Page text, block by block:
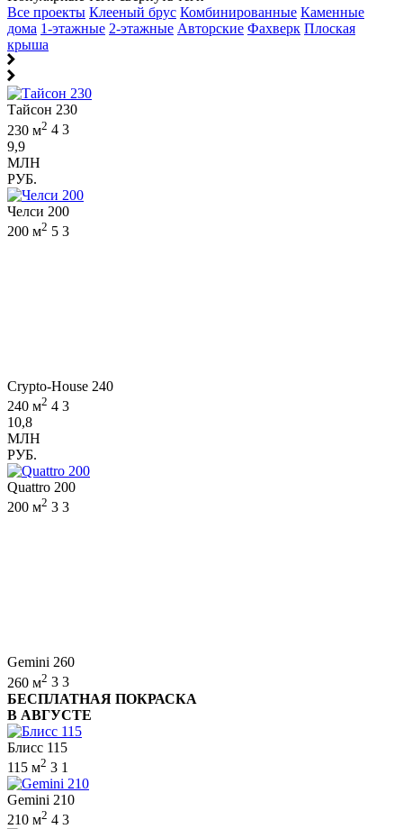
Все проекты Клееный брус Комбинированные Каменные
дома 1-этажные 2-этажные Авторские Фахверк Плоская
крыша
Тайсон 230
230 м2 4 3
9,9
МЛН
РУБ.
Челси 200
200 м2 5 3
Crypto-House 240
240 м2 4 3
10,8
МЛН
РУБ.
Quattro 200
200 м2 3 3
Gemini 260
260 м2 3 3
БЕСПЛАТНАЯ ПОКРАСКА
В АВГУСТЕ
Блисс 115
115 м2 3 1
Gemini 210
210 м2 4 3